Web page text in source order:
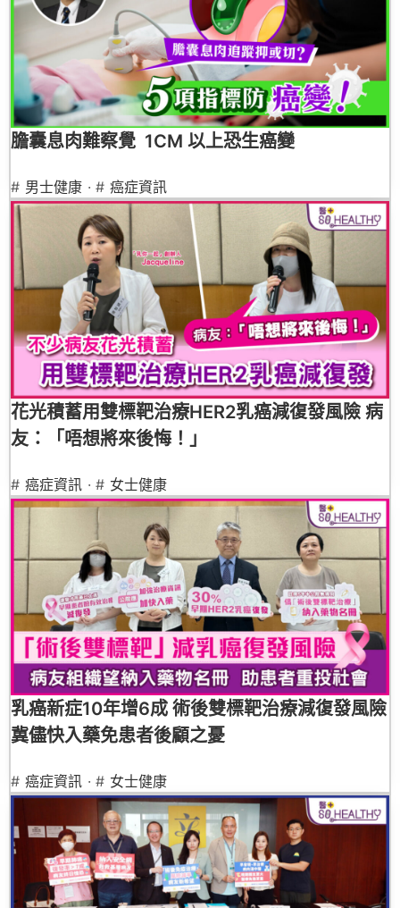
膽囊息肉難察覺 1CM 以上恐生癌變
# 男士健康 · # 癌症資訊
花光積蓄用雙標靶治療HER2乳癌減復發風險 病
友：「唔想將來後悔！」
# 癌症資訊 · # 女士健康
乳癌新症10年增6成 術後雙標靶治療減復發風險
冀儘快入藥免患者後顧之憂
# 癌症資訊 · # 女士健康